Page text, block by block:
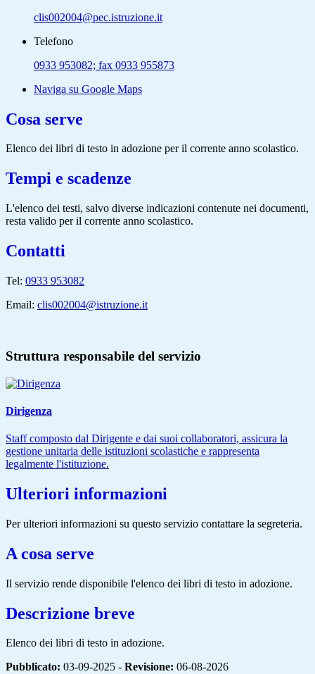
clis002004@pec.istruzione.it
Telefono
0933 953082; fax 0933 955873
Naviga su Google Maps
Cosa serve
Elenco dei libri di testo in adozione per il corrente anno scolastico.
Tempi e scadenze
L'elenco dei testi, salvo diverse indicazioni contenute nei documenti,
resta valido per il corrente anno scolastico.
Contatti
Tel: 0933 953082
Email: clis002004@istruzione.it
Struttura responsabile del servizio
Dirigenza
Staff composto dal Dirigente e dai suoi collaboratori, assicura la
gestione unitaria delle istituzioni scolastiche e rappresenta
legalmente l'istituzione.
Ulteriori informazioni
Per ulteriori informazioni su questo servizio contattare la segreteria.
A cosa serve
Il servizio rende disponibile l'elenco dei libri di testo in adozione.
Descrizione breve
Elenco dei libri di testo in adozione.
Pubblicato: 03-09-2025 - Revisione: 06-08-2026